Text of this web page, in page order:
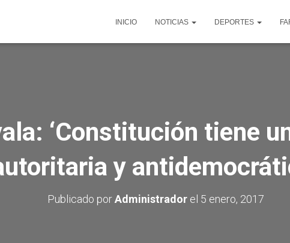
INICIO NOTICIAS DEPORTES
‘Constitución tiene
y
Publicado porAdministradorel 5 enero, 2017